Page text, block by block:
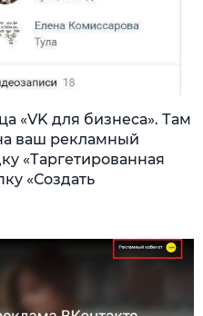
«VK для бизнеса». Там
ваш рекламный
«Таргетированная
«Создать